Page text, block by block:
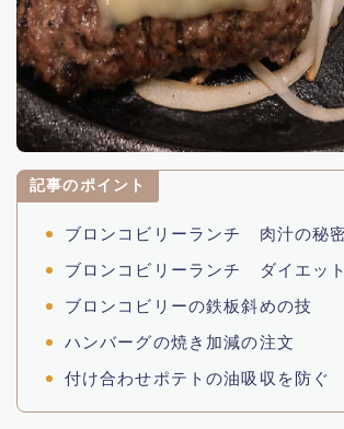
女性タレント
映画
読んだ本
人生
音楽家
記事のポイント
ブロンコビリーランチ 肉汁の秘
ブロンコビリーランチ ダイエッ
ブロンコビリーの鉄板斜めの技
ハンバーグの焼き加減の注文
付け合わせポテトの油吸収を防ぐ